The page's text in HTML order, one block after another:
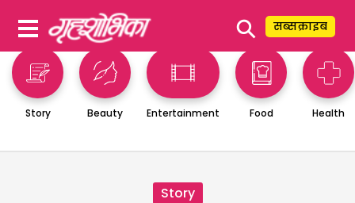
⚲ सब्सक्राइब
Story Beauty Entertainment Food Health
Story